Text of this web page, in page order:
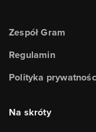
Zespół Gram
Regulamin
Polityka
Na skróty